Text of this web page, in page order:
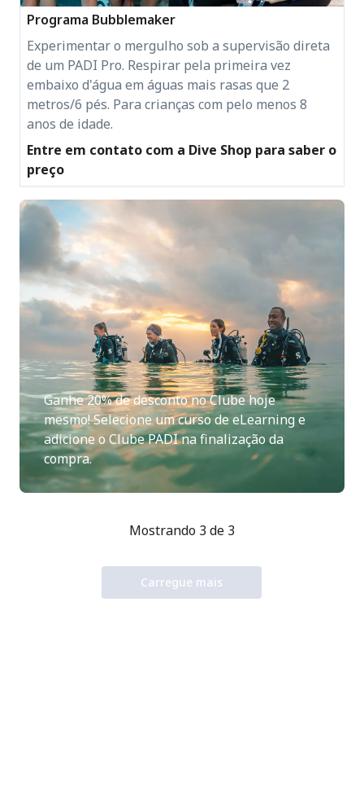
Programa Bubblemaker
Experimentar o mergulho sob a supervisão direta
de um PADI Pro. Respirar pela primeira vez
embaixo d'água em águas mais rasas que 2
metros/6 pés. Para crianças com pelo menos 8
anos de idade.
Entre em contato com a Dive Shop para saber o
preço
Ganhe 20% de desconto no Clube hoje
mesmo! Selecione um curso de eLearning e
adicione o Clube PADI na finalização da
compra.
Carregue mais
Mostrando 3 de 3